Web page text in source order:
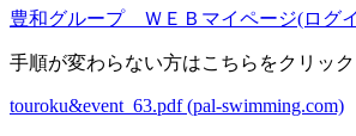
豊和グループ ＷＥＢマイページ(ログイ
手順が変わらない方はこちらをクリッ
touroku&event_63.pdf (pal-swimming.com)